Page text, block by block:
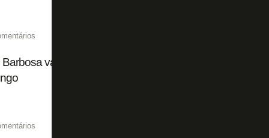
vai ao Nilton Santos e prestigia Botafogo em